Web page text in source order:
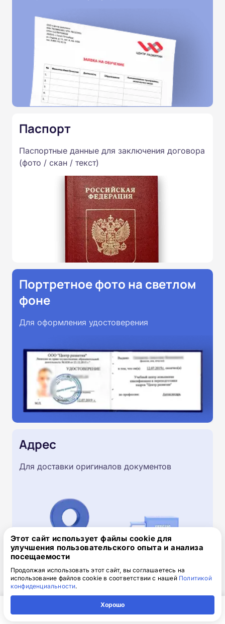
Паспорт
Паспортные данные для заключения договора
(фото / скан / текст)
Портретное фото на светлом
фоне
Для оформления удостоверения
Адрес
Для доставки оригиналов документов
Скачайте заявку на обучение
Этот сайт использует файлы cookie для
улучшения пользовательского опыта и анализа
посещаемости
Продолжая использовать этот сайт, вы соглашаетесь на
использование файлов cookie в соответствии с нашей Политикой
конфиденциальности.
Хорошо